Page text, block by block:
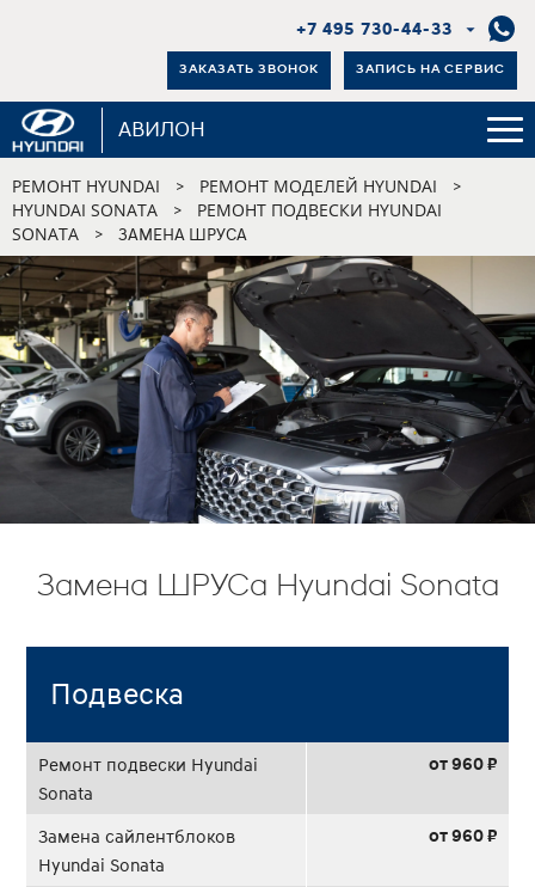
+7 495 730-44-33
ЗАКАЗАТЬ ЗВОНОК ЗАПИСЬ НА СЕРВИС
АВИЛОН
РЕМОНТ HYUNDAI > РЕМОНТ МОДЕЛЕЙ HYUNDAI >
HYUNDAI SONATA >
РЕМОНТ ПОДВЕСКИ HYUNDAI
SONATA
> ЗАМЕНА ШРУСА
Замена ШРУСа Hyundai Sonata
Подвеска
Ремонт подвески Hyundai
Sonata
от 960 ₽
Замена сайлентблоков
Hyundai Sonata
от 960 ₽